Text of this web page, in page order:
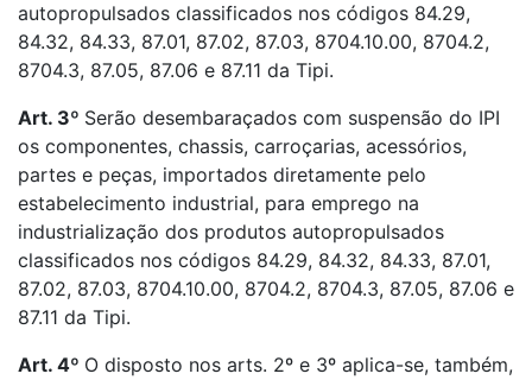
autopropulsados classificados nos códigos 84.29,
84.32, 84.33, 87.01, 87.02, 87.03, 8704.10.00, 8704.2,
8704.3, 87.05, 87.06 e 87.11 da Tipi.
Art. 3º Serão desembaraçados com suspensão do IPI
os componentes, chassis, carroçarias, acessórios,
partes e peças, importados diretamente pelo
estabelecimento industrial, para emprego na
industrialização dos produtos autopropulsados
classificados nos códigos 84.29, 84.32, 84.33, 87.01,
87.02, 87.03, 8704.10.00, 8704.2, 8704.3, 87.05, 87.06 e
87.11 da Tipi.
Art. 4º O disposto nos arts. 2º e 3º aplica-se, também,